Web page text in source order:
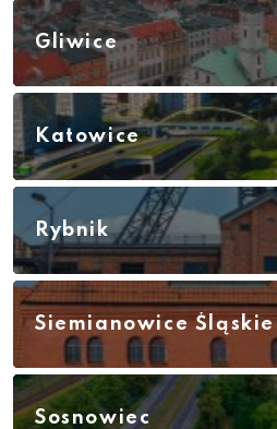
Gliwice
Katowice
Rybnik
Siemianowice Śląskie
Sosnowiec